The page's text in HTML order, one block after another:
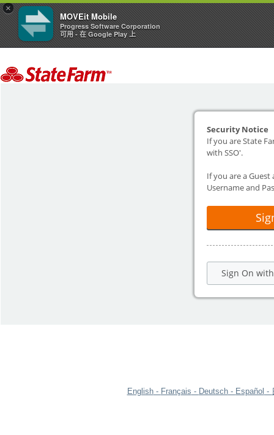
×
MOVEit Mobile
Progress Software Corporation
可用 - 在 Google Play 上
Security Notice
If you are State
with SSO'.
If you are a Guest
Username and
Sign On
English Français Deutsch Español